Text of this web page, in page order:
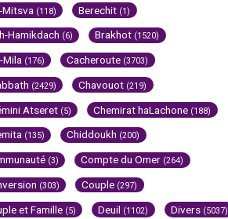
Mitsva (118) Berechit (1)
Hamikdach (6) Brakhot (1520)
Mila (176) Cacheroute (3703)
(2429) Chavouot (219)
Atseret (5) Chemirat haLachone (188)
(135) Chiddoukh (200)
(3) Compte du Omer (264)
(303) Couple (297)
et Famille (5) Deuil (1102) Divers (5037)